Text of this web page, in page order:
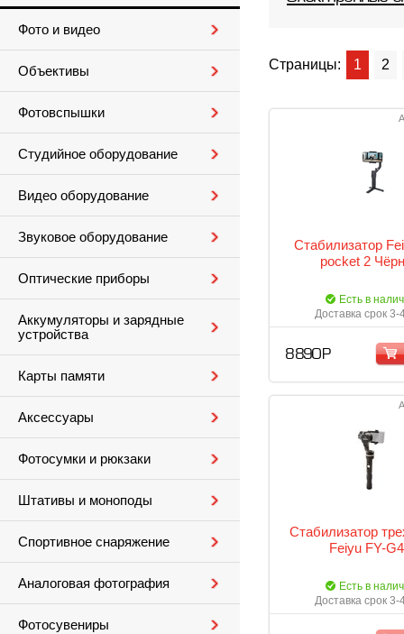
Фото и видео
Объективы
Фотовспышки
Студийное оборудование
Видео оборудование
Звуковое оборудование
Оптические приборы
Аккумуляторы и зарядные
устройства
Карты памяти
Аксессуары
Фотосумки и рюкзаки
Штативы и моноподы
Спортивное снаряжение
Аналоговая фотография
Фотосувениры
Страницы: 1 2
Стабилизатор
pocket 2
Есть в
Доставка срок 3-
8 890 Р
Стабилизатор
Feiyu FY-
Есть в
Доставка срок 3-